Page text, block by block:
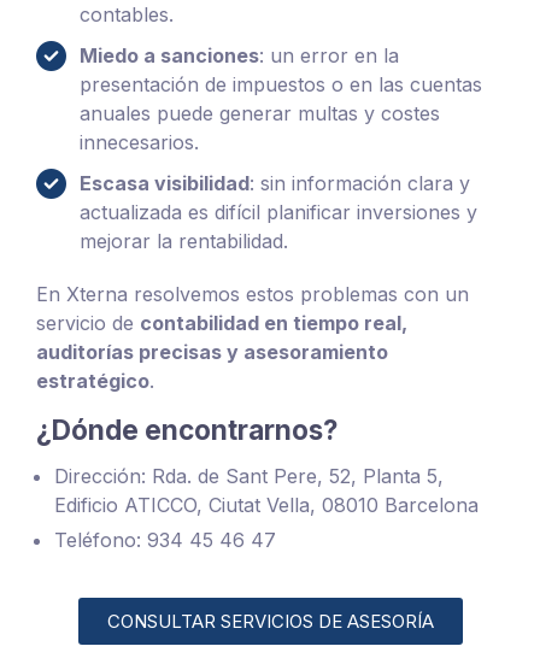
contables.
Miedo a sanciones: un error en la
presentación de impuestos o en las cuentas
anuales puede generar multas y costes
innecesarios.
Escasa visibilidad: sin información clara y
actualizada es difícil planificar inversiones y
mejorar la rentabilidad.
En Xterna resolvemos estos problemas con un
servicio de contabilidad en tiempo real,
auditorías precisas y asesoramiento
estratégico.
¿Dónde encontrarnos?
Dirección: Rda. de Sant Pere, 52, Planta 5,
Edificio ATICCO, Ciutat Vella, 08010 Barcelona
Teléfono: 934 45 46 47
CONSULTAR SERVICIOS DE ASESORÍA